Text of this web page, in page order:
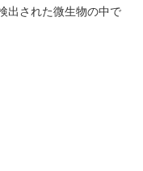
出された微生物の中で